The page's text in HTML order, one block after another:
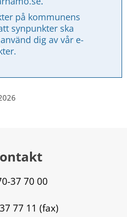
på kommunens
synpunkter ska
dig av vår e-
37 70 00
77 11 (fax)